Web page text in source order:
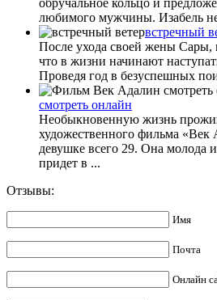
любимого мужчины. Изабель
встречный
После ухода своей жены Сары,
что в жизни начинают
Проведя год в безуспешных
смотреть онлайн
Необыкновенную жизнь
художественного фильма
девушке всего 29. Она молода
придет в ...
Отзывы:
Имя
Почта
Онлайн